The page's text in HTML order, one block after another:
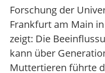
Forschung der
Frankfurt am Main in
zeigt: Die
kann über
Muttertieren führte